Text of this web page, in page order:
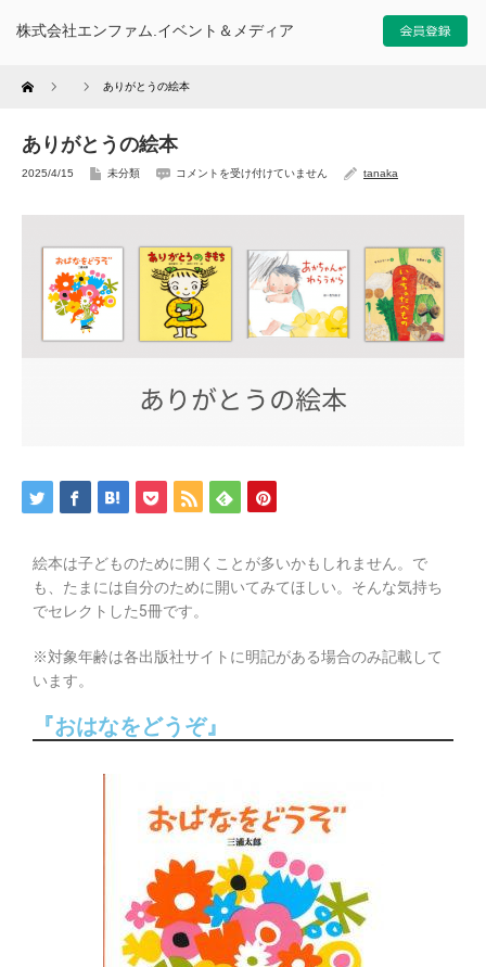
株式会社エンファム.イベント＆メディア
Home ありがとうの絵本
ありがとうの絵本
2025/4/15 未分類 コメントを受け付けていません tanaka
絵本は子どものために開くことが多いかもしれません。で
も、たまには自分のために開いてみてほしい。そんな気持ち
でセレクトした5冊です。
※対象年齢は各出版社サイトに明記がある場合のみ記載して
います。
『おはなをどうぞ』